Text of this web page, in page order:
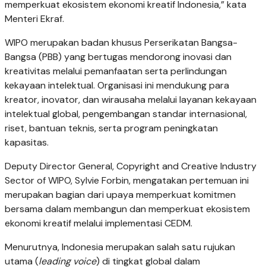
memperkuat ekosistem ekonomi kreatif Indonesia,” kata
Menteri Ekraf.
WIPO merupakan badan khusus Perserikatan Bangsa-
Bangsa (PBB) yang bertugas mendorong inovasi dan
kreativitas melalui pemanfaatan serta perlindungan
kekayaan intelektual. Organisasi ini mendukung para
kreator, inovator, dan wirausaha melalui layanan kekayaan
intelektual global, pengembangan standar internasional,
riset, bantuan teknis, serta program peningkatan
kapasitas.
Deputy Director General, Copyright and Creative Industry
Sector of WIPO, Sylvie Forbin, mengatakan pertemuan ini
merupakan bagian dari upaya memperkuat komitmen
bersama dalam membangun dan memperkuat ekosistem
ekonomi kreatif melalui implementasi CEDM.
Menurutnya, Indonesia merupakan salah satu rujukan
utama (leading voice) di tingkat global dalam